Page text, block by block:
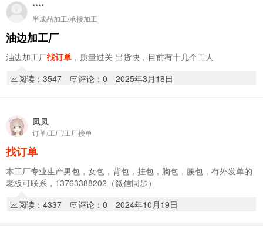
****
半成品加工/承接加工
油边加工厂
油边加工厂找订单 ，质量过关 出货快，目前有十几个工人
阅读：3547
评论：0 2025年3月18日
凤凤
订单/工厂/工厂接单
找订单
本工厂专业生产男包，女包，背包，挂包，胸包，腰包，有外发单的
老板可联系，13763388202（微信同步）
阅读：4337
评论：0 2024年10月19日